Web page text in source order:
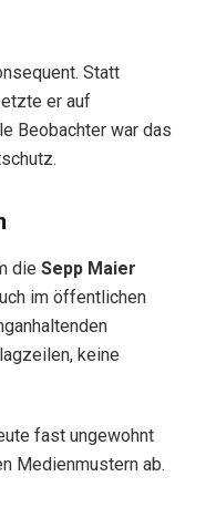
Statt
er auf
Beobachter war das
die Sepp Maier
im öffentlichen
keine
fast ungewohnt
Medienmustern ab.